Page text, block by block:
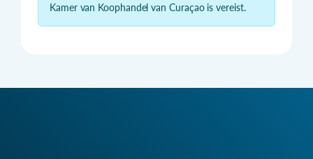
Kamer van Koophandel van Curaçao is vereist.